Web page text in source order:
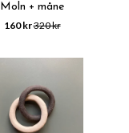
Moln + måne
160 kr320 kr